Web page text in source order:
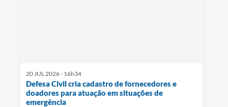
20 JUL 2026 - 16h34
Defesa Civil cria cadastro de fornecedores e
doadores para atuação em situações de
emergência